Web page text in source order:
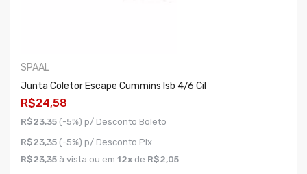
SPAAL
Junta Coletor Escape Cummins Isb 4/6 Cil
R$24,58
R$23,35 (-5%) p/ Desconto Boleto
R$23,35 (-5%) p/ Desconto Pix
R$23,35 à vista ou em 12x de R$2,05